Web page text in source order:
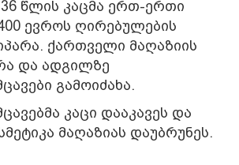
წლის კაცმა ერთ-ერთი
ევროს ღირებულების
ქართველი მაღაზიის
და ადგილზე
გამოიძახა.
კაცი დააკავეს და
მაღაზიას დაუბრუნეს.